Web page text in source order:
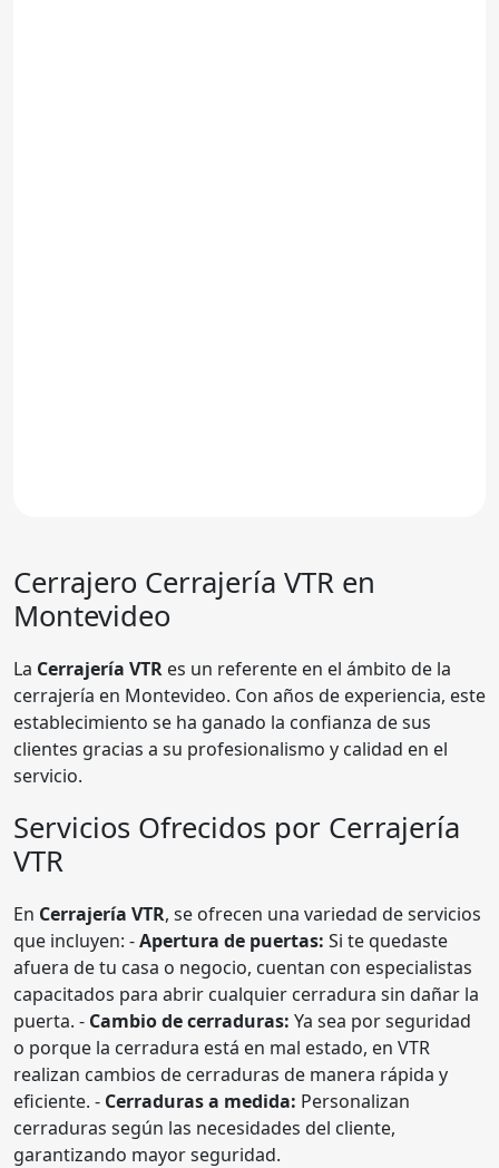
Cerrajero Cerrajería VTR en
Montevideo
La Cerrajería VTR es un referente en el ámbito de la
cerrajería en Montevideo. Con años de experiencia, este
establecimiento se ha ganado la confianza de sus
clientes gracias a su profesionalismo y calidad en el
servicio.
Servicios Ofrecidos por Cerrajería
VTR
En Cerrajería VTR, se ofrecen una variedad de servicios
que incluyen: -Apertura de puertas: Si te quedaste
afuera de tu casa o negocio, cuentan con especialistas
capacitados para abrir cualquier cerradura sin dañar la
puerta. - Cambio de cerraduras: Ya sea por seguridad
o porque la cerradura está en mal estado, en VTR
realizan cambios de cerraduras de manera rápida y
eficiente. - Cerraduras a medida: Personalizan
cerraduras según las necesidades del cliente,
garantizando mayor seguridad.